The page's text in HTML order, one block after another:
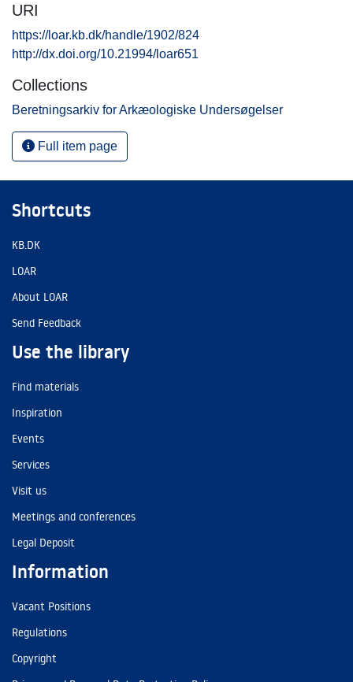
URI
https://loar.kb.dk/handle/1902/824
http://dx.doi.org/10.21994/loar651
Collections
Beretningsarkiv for Arkæologiske Undersøgelser
Full item page
Shortcuts
KB.DK
LOAR
About LOAR
Send Feedback
Use the library
Find materials
Inspiration
Events
Services
Visit us
Meetings and conferences
Legal Deposit
Information
Vacant Positions
Regulations
Copyright